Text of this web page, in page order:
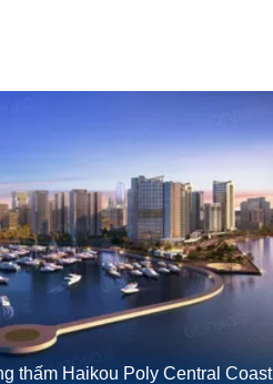
thấm Haikou Poly Central Coast